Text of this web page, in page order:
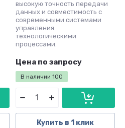
высокую точность передачи
данных и совместимость с
современными системами
управления
технологическими
процессами.
В наличии 100
Цена по запросу
Купить в 1 клик